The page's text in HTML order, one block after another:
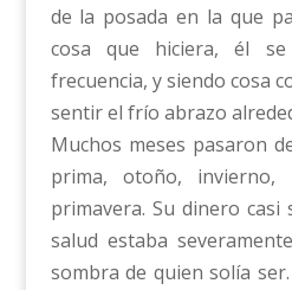
de la posada en la que
cosa que hiciera, él
frecuencia, y siendo cosa
sentir el frío abrazo
Muchos meses pasaron
prima, otoño,
primavera. Su dinero casi
salud estaba
sombra de quien solía